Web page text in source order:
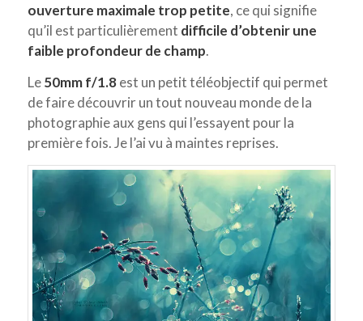
ouverture maximale trop petite, ce qui signifie
qu’il est particulièrement difficile d’obtenir une
faible profondeur de champ.
Le50mm f/1.8est un petit téléobjectif qui permet
de faire découvrir un tout nouveau monde de la
photographie aux gens qui l’essayent pour la
première fois. Je l’ai vu à maintes reprises.